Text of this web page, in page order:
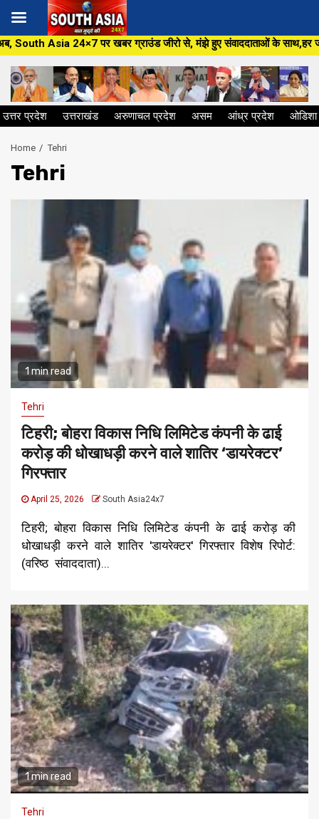
Skip
to
content
पर खबर ग्राउंड जीरो से, मंझे हुए संवाददाताओं के साथ,हर जन मुद्दे पर,
उत्तर प्रदेश उत्तराखंड अरुणाचल प्रदेश असम आंध्र प्रदेश ओडिशा
Home Tehri
Tehri
1 min read
Tehri
टिहरी; बोहरा विकास निधि लिमिटेड कंपनी के ढाई
करोड़ की धोखाधड़ी करने वाले शातिर ‘डायरेक्टर’
गिरफ्तार
April 25, 2026 South Asia24x7
टिहरी; बोहरा विकास निधि लिमिटेड कंपनी के ढाई करोड़ की
धोखाधड़ी करने वाले शातिर 'डायरेक्टर' गिरफ्तार ​विशेष रिपोर्ट:
(वरिष्ठ संवाददाता)...
1 min read
Tehri